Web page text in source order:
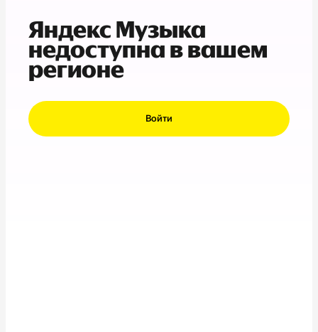
Яндекс Музыка
недоступна в вашем
регионе
Войти